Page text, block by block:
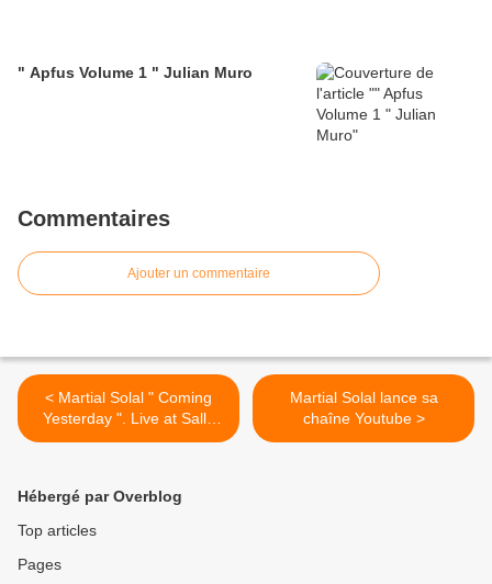
" Apfus Volume 1 " Julian Muro
Commentaires
Ajouter un commentaire
< Martial Solal " Coming
Yesterday ". Live at Salle
Gaveau 2019
Martial Solal lance sa
chaîne Youtube >
Hébergé par Overblog
Top articles
Pages